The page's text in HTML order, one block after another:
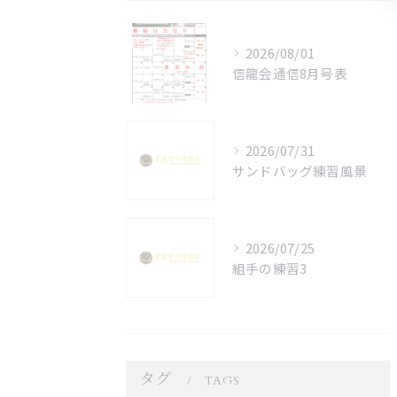
2026/08/01
信龍会通信8月号表
2026/07/31
サンドバッグ練習風景
2026/07/25
組手の練習3
タグ TAGS